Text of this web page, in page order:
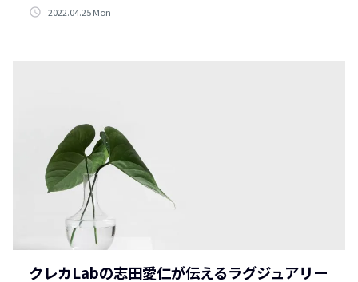
access_time 2022.04.25 Mon
クレカLabの志田愛仁が伝えるラグジュアリー